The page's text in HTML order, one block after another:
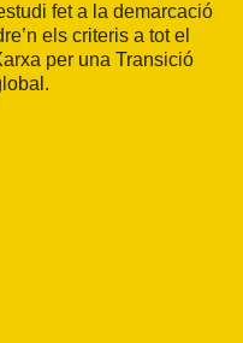
fet a la demarcació
els criteris a tot el
per una Transició